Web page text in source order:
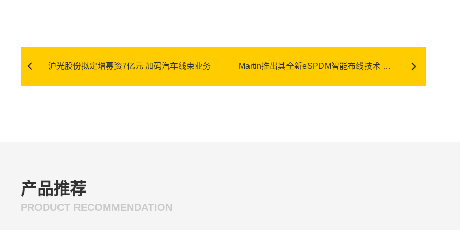
沪光股份拟定增募资7亿元 加码汽车线束业务 Martin推出其全新eSPDM智能布线技术 降低车辆成本
产品推荐
PRODUCT RECOMMENDATION